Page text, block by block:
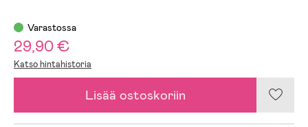
Varastossa
29,90 €
Katso hintahistoria
Lisää ostoskoriin